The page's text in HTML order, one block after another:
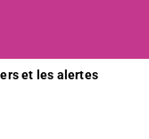
et les alertes